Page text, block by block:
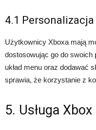
4.1
Użytkownicy Xboxa mają
dostosowując go do swoich
układ menu oraz dodawać
sprawia, że korzystanie z
5. Usługa Xbox